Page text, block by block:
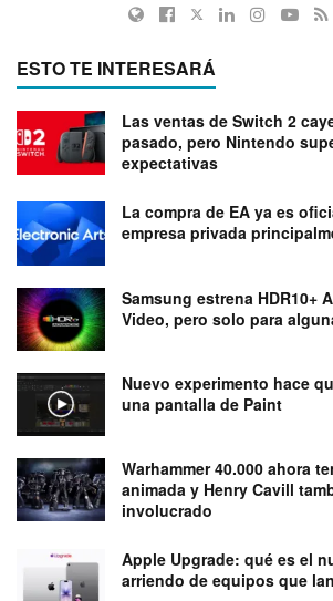
ESTO TE INTERESARÁ
Las ventas de Switch 2
pasado, pero Nintendo
expectativas
La compra de EA ya es
empresa privada
Samsung estrena HDR10+
Video, pero solo para
Nuevo experimento hace
una pantalla de Paint
Warhammer 40.000 ahora
animada y Henry Cavill
involucrado
Apple Upgrade: qué es el
arriendo de equipos que